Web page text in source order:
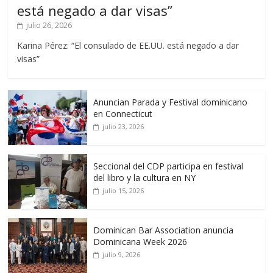
está negado a dar visas”
julio 26, 2026
Karina Pérez: “El consulado de EE.UU. está negado a dar
visas”
Anuncian Parada y Festival dominicano
en Connecticut
julio 23, 2026
Seccional del CDP participa en festival
del libro y la cultura en NY
julio 15, 2026
Dominican Bar Association anuncia
Dominicana Week 2026
julio 9, 2026